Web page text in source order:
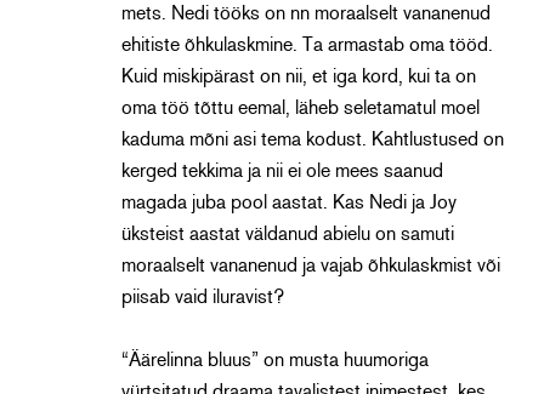
mets. Nedi tööks on nn moraalselt vananenud
ehitiste õhkulaskmine. Ta armastab oma tööd.
Kuid miskipärast on nii, et iga kord, kui ta on
oma töö tõttu eemal, läheb seletamatul moel
kaduma mõni asi tema kodust. Kahtlustused on
kerged tekkima ja nii ei ole mees saanud
magada juba pool aastat. Kas Nedi ja Joy
üksteist aastat väldanud abielu on samuti
moraalselt vananenud ja vajab õhkulaskmist või
piisab vaid iluravist?
“Äärelinna bluus” on musta huumoriga